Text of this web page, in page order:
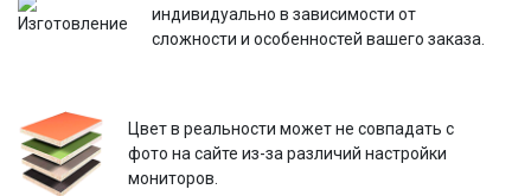
индивидуально в зависимости от
сложности и особенностей вашего заказа.
Цвет в реальности может не совпадать с
фото на сайте из-за различий настройки
мониторов.